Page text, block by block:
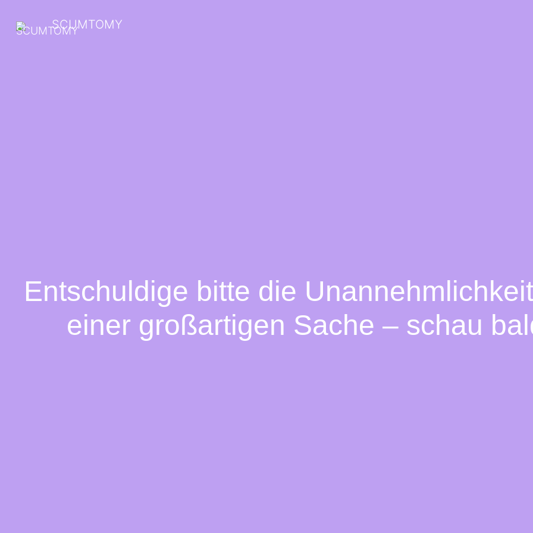
SCUMTOMY
Entschuldige bitte die
einer großartigen Sache – schau